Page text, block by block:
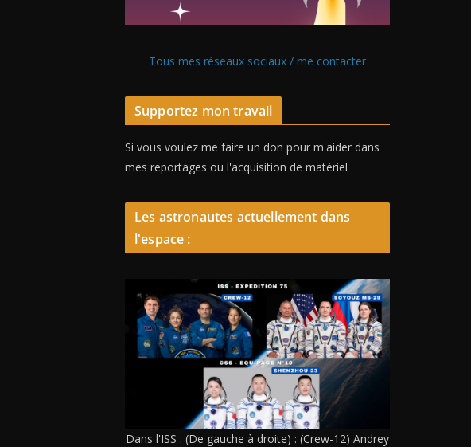
Tous mes réseaux sociaux / me contacter
Supportez mon travail
Si vous voulez me faire un don pour m'aider dans
mes reportages ou l'acquisition de matériel
Les astronautes actuellement dans
l'espace :
Dans l'ISS : (De gauche à droite) : (Crew-12) Andrey